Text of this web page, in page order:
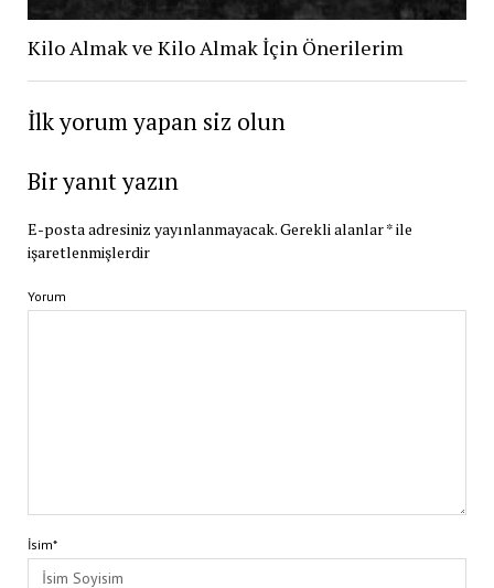
Kilo Almak ve Kilo Almak İçin Önerilerim
İlk yorum yapan siz olun
Bir yanıt yazın
E-posta adresiniz yayınlanmayacak.Gerekli alanlar*ile
işaretlenmişlerdir
Yorum
İsim*